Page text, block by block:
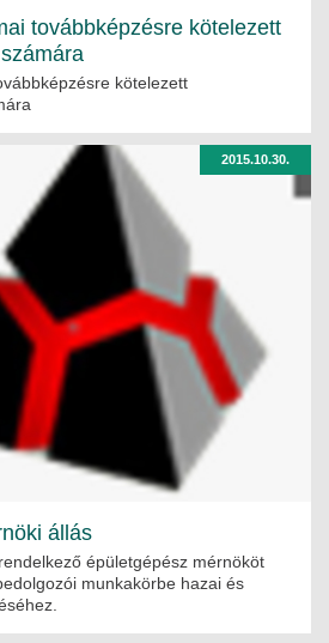
továbbképzésre kötelezett
kötelezett
2015.10.30.
állás
épületgépész mérnököt
munkakörbe hazai és